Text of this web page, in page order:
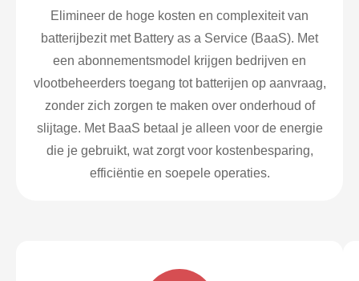
Elimineer de hoge kosten en complexiteit van
batterijbezit met Battery as a Service (BaaS). Met
een abonnementsmodel krijgen bedrijven en
vlootbeheerders toegang tot batterijen op aanvraag,
zonder zich zorgen te maken over onderhoud of
slijtage. Met BaaS betaal je alleen voor de energie
die je gebruikt, wat zorgt voor kostenbesparing,
efficiëntie en soepele operaties.